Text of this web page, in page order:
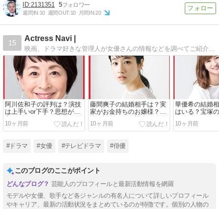
2131351 5
週間IN:10 週間OUT:10 月間IN:20
15
Actress Navi |
映画、ドラマ好きな管理人が女優さんの情報などを調べてご紹介していきます。性格や人柄など女優さんの魅力が伝わるブログを目指しています＾ー＾
阿川佐和子の評判は？演技
は上手いor下手？思想が左
10ヶ月前
藤間爽子の結婚相手は？実
家がお金持ちのお嬢様？演
技の評判なども調査！
10ヶ月前
華優希の結婚
はいる？宝塚
10ヶ月前
#ドラマ #女優 #テレビドラマ #俳優
このブログのここがポイント
芸能人のプロフィールと最新活動情報を網羅
モデルや女優、歌手など各ジャンルの有名人について詳しいプロフィール
やキャリア、最新の活動状況をまとめているのが特徴です。個別の人物の